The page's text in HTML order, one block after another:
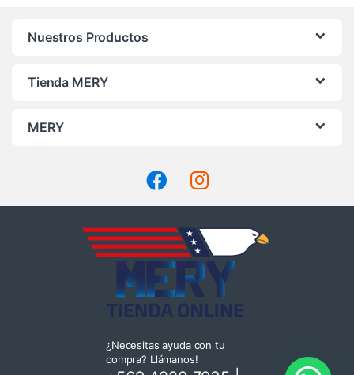
Nuestros Productos
Tienda MERY
MERY
¿Necesitas ayuda con tu
compra? Llámanos!